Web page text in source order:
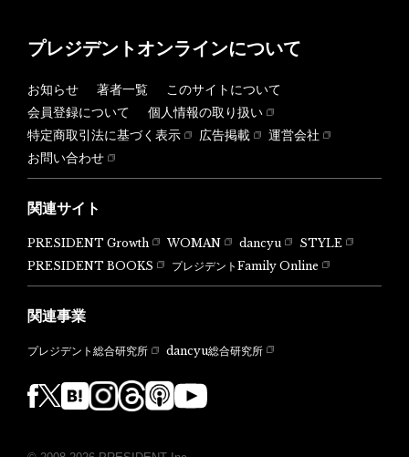
プレジデントオンラインについて
お知らせ 著者一覧
このサイトについて
会員登録について
個人情報の取り扱い
特定商取引法に基づく表示
広告掲載
運営会社
お問い合わせ
関連サイト
PRESIDENT Growth WOMAN dancyu
STYLE
PRESIDENT BOOKS
プレジデントFamily Online
関連事業
プレジデント総合研究所 dancyu総合研究所